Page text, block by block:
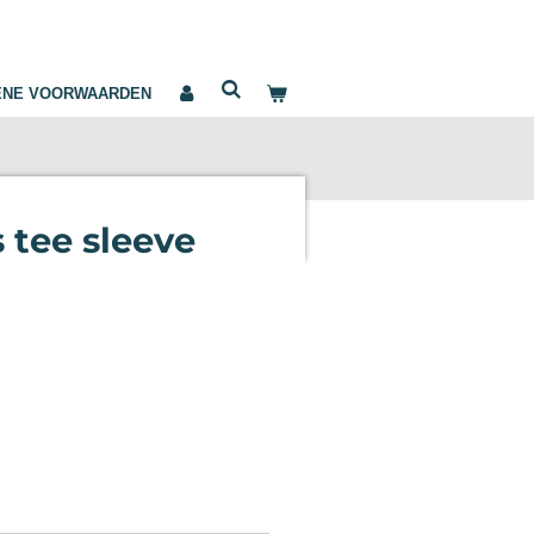
VOORWAARDEN
tee sleeve